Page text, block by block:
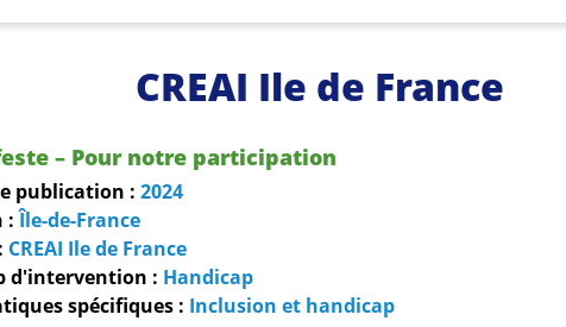
CREAI Ile de France
– Pour notre participation
publication : 2024
:Île-de-France
CREAI Ile de France
d'intervention : Handicap
spécifiques : Inclusion et handicap